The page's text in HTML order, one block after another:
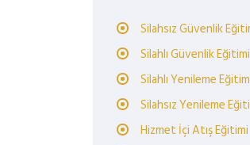
Silahsız Güvenlik
Silahlı Güvenlik Eğitimi
Silahlı Yenileme
Silahsız Yenileme
Hizmet İçi Atış Eğitimi